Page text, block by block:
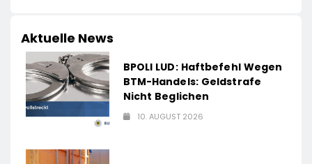
Aktuelle News
BPOLI LUD: Haftbefehl Wegen
BTM-Handels: Geldstrafe
Nicht Beglichen
10. AUGUST 2026